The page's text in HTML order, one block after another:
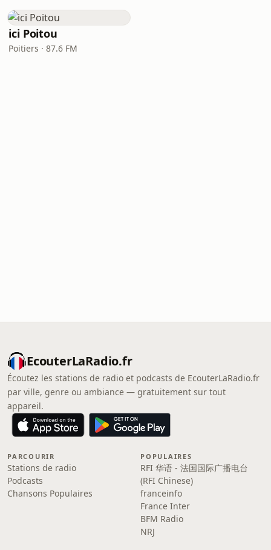
ici Poitou
Poitiers · 87.6 FM
EcouterLaRadio.fr
Écoutez les stations de radio et podcasts de EcouterLaRadio.fr
par ville, genre ou ambiance — gratuitement sur tout
appareil.
PARCOURIR
Stations de radio
Podcasts
Chansons Populaires
POPULAIRES
RFI 华语 - 法国国际广播电台
(RFI Chinese)
franceinfo
France Inter
BFM Radio
NRJ